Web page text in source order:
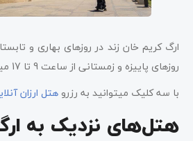
روزهای پاییزه و زمستانی از ساعت 9 تا 17 میزبان شما خواهد بود.
با سه کلیک میتوانید به رزرو هتل ارزان
هتل‌های نزدیک به